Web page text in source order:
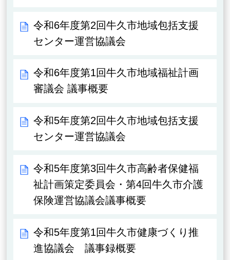
令和6年度第2回牛久市地域包括支援
センター運営協議会
令和6年度第1回牛久市地域福祉計画
審議会 議事概要
令和5年度第2回牛久市地域包括支援
センター運営協議会
令和5年度第3回牛久市高齢者保健福
祉計画策定委員会・第4回牛久市介護
保険運営協議会議事概要
令和5年度第1回牛久市健康づくり推
進協議会 議事録概要